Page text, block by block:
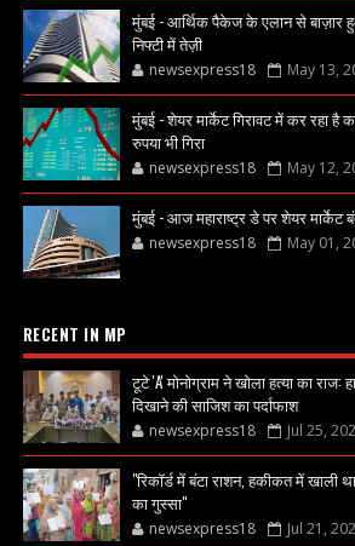
मुंबई - आर्थिक पैकेज के एलान से
निफ्टी में तेज़ी
newsexpress18 May 13,
मुंबई - शेयर मार्केट गिरावट में कर रहा है
रुपया भी गिरा
newsexpress18 May 12,
मुंबई - आज महाराष्ट्र डे पर शेयर मार्केट
newsexpress18 May 01,
RECENT IN MP
टूटे 'A' मोनोग्राम ने खोला हत्या का
दिखाने की साजिश का पर्दाफाश
newsexpress18 Jul 25,
"रिकॉर्ड में बंटा राशन, हकीकत में खाली
का गुस्सा"
newsexpress18 Jul 21,